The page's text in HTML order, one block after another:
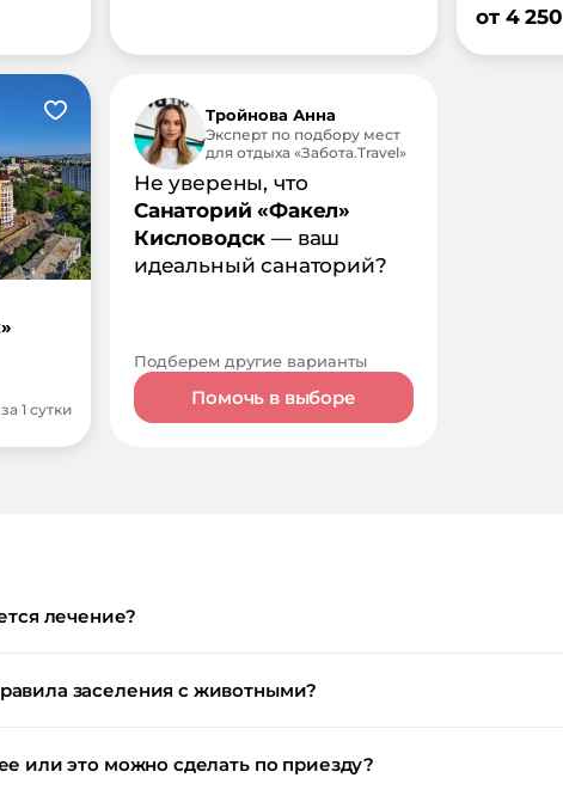
от 4 250
за 1 сутки
Тройнова Анна
Эксперт по подбору мест
для отдыха «Забота.Travel»
Не уверены, что
Санаторий «Факел»
Кисловодск — ваш
идеальный санаторий?
Подберем другие варианты
Помочь в выборе
лечение?
заселения с животными?
или это можно сделать по приезду?